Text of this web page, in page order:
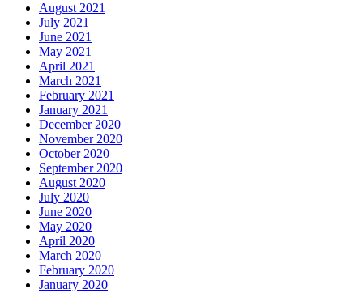
August 2021
July 2021
June 2021
May 2021
April 2021
March 2021
February 2021
January 2021
December 2020
November 2020
October 2020
September 2020
August 2020
July 2020
June 2020
May 2020
April 2020
March 2020
February 2020
January 2020